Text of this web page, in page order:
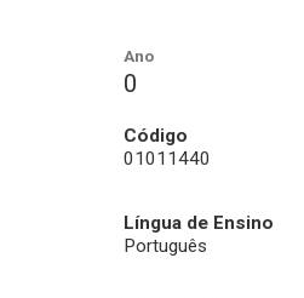
Ano
0
Código
01011440
Língua de Ensino
Português